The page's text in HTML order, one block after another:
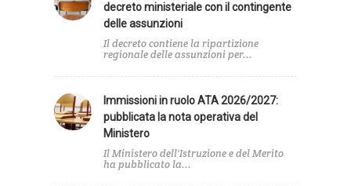
decreto ministeriale con il contingente
delle assunzioni
Il decreto contiene la ripartizione
regionale delle assunzioni per...
Immissioni in ruolo ATA 2026/2027:
pubblicata la nota operativa del
Ministero
Il Ministero dell'Istruzione e del Merito
ha pubblicato la...